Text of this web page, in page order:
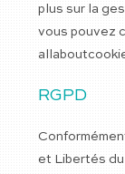
plus sur la
vous pouvez
RGPD
et Libertés du